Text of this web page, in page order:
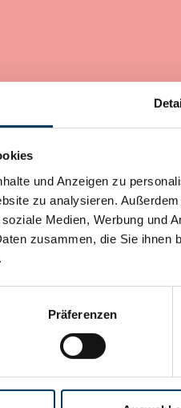
und Anzeigen zu
zu analysieren.
Medien, Werbung und
zusammen, die Sie
Präferenzen